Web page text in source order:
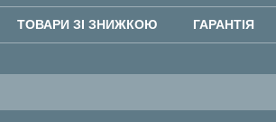
ТОВАРИ ЗІ ЗНИЖКОЮ ГАРАНТІЯ